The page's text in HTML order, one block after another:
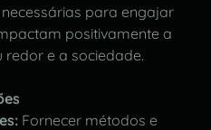
para engajar
positivamente a
redor e a sociedade.
Fornecer métodos e